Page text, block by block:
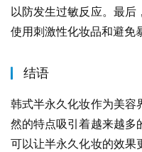
以防发生过敏反应。最后
使用刺激性化妆品和避免
结语
韩式半永久化妆作为美容
然的特点吸引着越来越多
可以让半永久化妆的效果